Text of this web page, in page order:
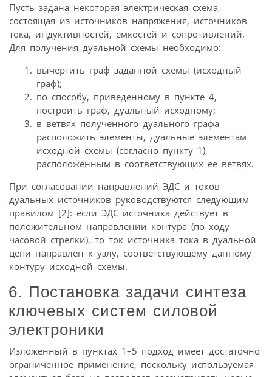
Пусть задана некоторая электрическая схема,
состоящая из источников напряжения, источников
тока, индуктивностей, емкостей и сопротивлений.
Для получения дуальной схемы необходимо:
вычертить граф заданной схемы (исходный
граф);
по способу, приведенному в пункте 4,
построить граф, дуальный исходному;
в ветвях полученного дуального графа
расположить элементы, дуальные элементам
исходной схемы (согласно пункту 1),
расположенным в соответствующих ее ветвях.
При согласовании направлений ЭДС и токов
дуальных источников руководствуются следующим
правилом [2]: если ЭДС источника действует в
положительном направлении контура (по ходу
часовой стрелки), то ток источника тока в дуальной
цепи направлен к узлу, соответствующему данному
контуру исходной схемы.
6. Постановка задачи синтеза
ключевых систем силовой
электроники
Изложенный в пунктах 1–5 подход имеет достаточно
ограниченное применение, поскольку используемая